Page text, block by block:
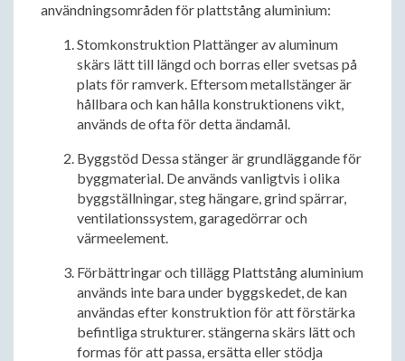
användningsområden för plattstång aluminium:
Stomkonstruktion Plattänger av aluminum
skärs lätt till längd och borras eller svetsas på
plats för ramverk. Eftersom metallstänger är
hållbara och kan hålla konstruktionens vikt,
används de ofta för detta ändamål.
Byggstöd Dessa stänger är grundläggande för
byggmaterial. De används vanligtvis i olika
byggställningar, steg hängare, grind spärrar,
ventilationssystem, garagedörrar och
värmeelement.
Förbättringar och tillägg Plattstång aluminium
används inte bara under byggskedet, de kan
användas efter konstruktion för att förstärka
befintliga strukturer. stängerna skärs lätt och
formas för att passa, ersätta eller stödja